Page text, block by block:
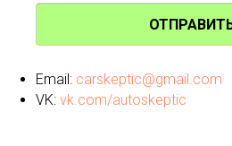
Email: carskeptic@gmail.com
VK: vk.com/autoskeptic